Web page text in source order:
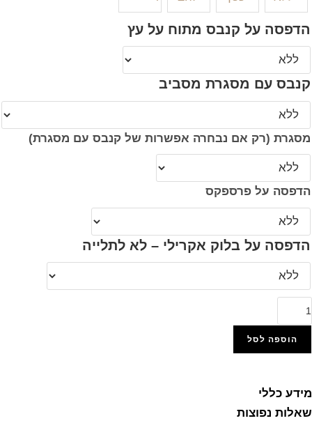
הדפסה על קנבס מתוח על עץ
קנבס עם מסגרת מסביב
מסגרת (רק אם נבחרה אפשרות של קנבס עם מסגרת)
הדפסה על פרספקס
הדפסה על בלוק אקרילי – לא לתלייה
2316-
תמונה
"
מי
הוספה לסל
מידע כללי
שאלות נפוצות